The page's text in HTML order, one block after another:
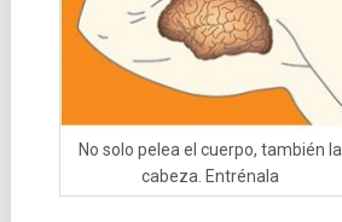
No solo pelea el cuerpo, también la
cabeza. Entrénala